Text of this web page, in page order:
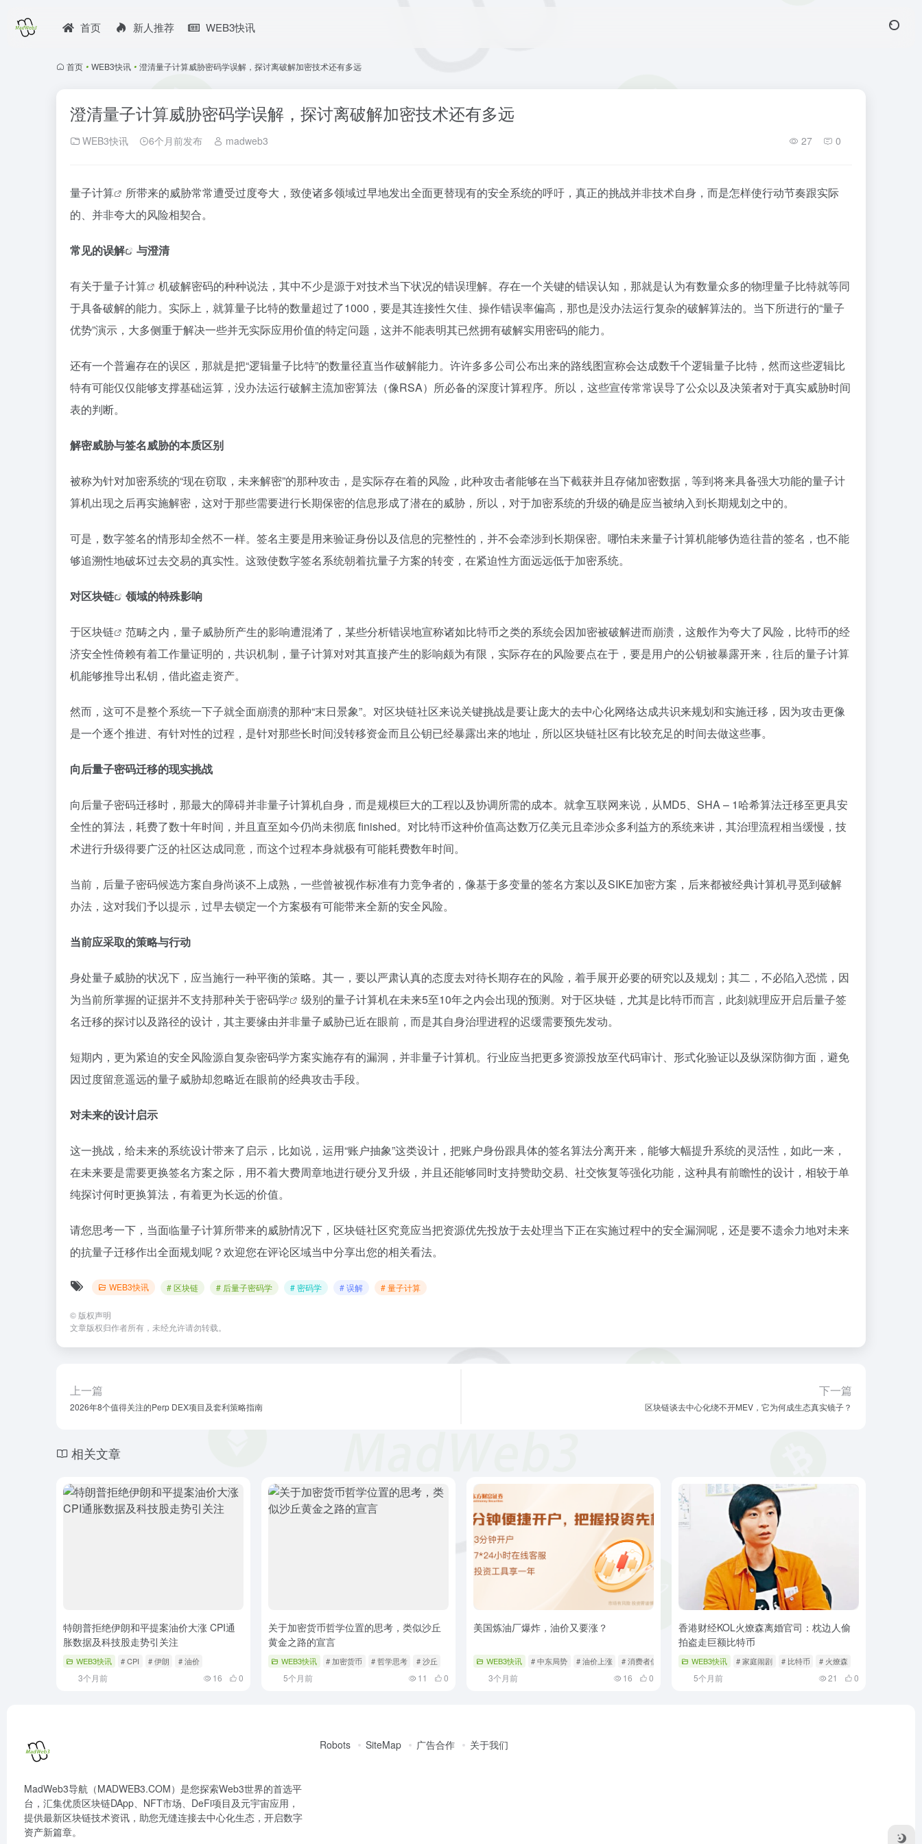
首页 新人推荐 WEB3快讯
首页 • WEB3快讯 • 澄清量子计算威胁密码学误解，探讨离破解加密技术还有多远
澄清量子计算威胁密码学误解，探讨离破解加密技术还有多远
WEB3快讯 6个月前发布 madweb3 27 0
量子计算
所带来的威胁常常遭受过度夸大，致使诸多领域过早地发出全面更替现有的安全系统的呼吁，真正的挑战并非技术自身，而是怎样使行动节奏跟实际
的、并非夸大的风险相契合。
常见的误解 与澄清
有关于量子计算
机破解密码的种种说法，其中不少是源于对技术当下状况的错误理解。存在一个关键的错误认知，那就是认为有数量众多的物理量子比特就等同
于具备破解的能力。实际上，就算量子比特的数量超过了1000，要是其连接性欠佳、操作错误率偏高，那也是没办法运行复杂的破解算法的。当下所进行的“量子
优势”演示，大多侧重于解决一些并无实际应用价值的特定问题，这并不能表明其已然拥有破解实用密码的能力。
还有一个普遍存在的误区，那就是把“逻辑量子比特”的数量径直当作破解能力。许许多多公司公布出来的路线图宣称会达成数千个逻辑量子比特，然而这些逻辑比
特有可能仅仅能够支撑基础运算，没办法运行破解主流加密算法（像RSA）所必备的深度计算程序。所以，这些宣传常常误导了公众以及决策者对于真实威胁时间
表的判断。
解密威胁与签名威胁的本质区别
被称为针对加密系统的“现在窃取，未来解密”的那种攻击，是实际存在着的风险，此种攻击者能够在当下截获并且存储加密数据，等到将来具备强大功能的量子计
算机出现之后再实施解密，这对于那些需要进行长期保密的信息形成了潜在的威胁，所以，对于加密系统的升级的确是应当被纳入到长期规划之中的。
可是，数字签名的情形却全然不一样。签名主要是用来验证身份以及信息的完整性的，并不会牵涉到长期保密。哪怕未来量子计算机能够伪造往昔的签名，也不能
够追溯性地破坏过去交易的真实性。这致使数字签名系统朝着抗量子方案的转变，在紧迫性方面远远低于加密系统。
对区块链 领域的特殊影响
于区块链
范畴之内，量子威胁所产生的影响遭混淆了，某些分析错误地宣称诸如比特币之类的系统会因加密被破解进而崩溃，这般作为夸大了风险，比特币的经
济安全性倚赖有着工作量证明的，共识机制，量子计算对对其直接产生的影响颇为有限，实际存在的风险要点在于，要是用户的公钥被暴露开来，往后的量子计算
机能够推导出私钥，借此盗走资产。
然而，这可不是整个系统一下子就全面崩溃的那种“末日景象”。对区块链社区来说关键挑战是要让庞大的去中心化网络达成共识来规划和实施迁移，因为攻击更像
是一个逐个推进、有针对性的过程，是针对那些长时间没转移资金而且公钥已经暴露出来的地址，所以区块链社区有比较充足的时间去做这些事。
向后量子密码迁移的现实挑战
向后量子密码迁移时，那最大的障碍并非量子计算机自身，而是规模巨大的工程以及协调所需的成本。就拿互联网来说，从MD5、SHA – 1哈希算法迁移至更具安
全性的算法，耗费了数十年时间，并且直至如今仍尚未彻底 finished。对比特币这种价值高达数万亿美元且牵涉众多利益方的系统来讲，其治理流程相当缓慢，技
术进行升级得要广泛的社区达成同意，而这个过程本身就极有可能耗费数年时间。
当前，后量子密码候选方案自身尚谈不上成熟，一些曾被视作标准有力竞争者的，像基于多变量的签名方案以及SIKE加密方案，后来都被经典计算机寻觅到破解
办法，这对我们予以提示，过早去锁定一个方案极有可能带来全新的安全风险。
当前应采取的策略与行动
身处量子威胁的状况下，应当施行一种平衡的策略。其一，要以严肃认真的态度去对待长期存在的风险，着手展开必要的研究以及规划；其二，不必陷入恐慌，因
为当前所掌握的证据并不支持那种关于密码学
级别的量子计算机在未来5至10年之内会出现的预测。对于区块链，尤其是比特币而言，此刻就理应开启后量子签
名迁移的探讨以及路径的设计，其主要缘由并非量子威胁已近在眼前，而是其自身治理进程的迟缓需要预先发动。
短期内，更为紧迫的安全风险源自复杂密码学方案实施存有的漏洞，并非量子计算机。行业应当把更多资源投放至代码审计、形式化验证以及纵深防御方面，避免
因过度留意遥远的量子威胁却忽略近在眼前的经典攻击手段。
对未来的设计启示
这一挑战，给未来的系统设计带来了启示，比如说，运用“账户抽象”这类设计，把账户身份跟具体的签名算法分离开来，能够大幅提升系统的灵活性，如此一来，
在未来要是需要更换签名方案之际，用不着大费周章地进行硬分叉升级，并且还能够同时支持赞助交易、社交恢复等强化功能，这种具有前瞻性的设计，相较于单
纯探讨何时更换算法，有着更为长远的价值。
请您思考一下，当面临量子计算所带来的威胁情况下，区块链社区究竟应当把资源优先投放于去处理当下正在实施过程中的安全漏洞呢，还是要不遗余力地对未来
的抗量子迁移作出全面规划呢？欢迎您在评论区域当中分享出您的相关看法。
WEB3快讯 # 区块链 # 后量子密码学 # 密码学 # 误解 # 量子计算
© 版权声明
文章版权归作者所有，未经允许请勿转载。
上一篇
2026年8个值得关注的Perp DEX项目及套利策略指南
下一篇
区块链谈去中心化绕不开MEV，它为何成生态真实镜子？
相关文章
特朗普拒绝伊朗和平提案油价大涨 CPI通
胀数据及科技股走势引关注
WEB3快讯 # CPI # 伊朗 # 油价
3个月前 16 0
关于加密货币哲学位置的思考，类似沙丘
黄金之路的宣言
WEB3快讯 # 加密货币 # 哲学思考 # 沙丘
5个月前 11 0
美国炼油厂爆炸，油价又要涨？
WEB3快讯 # 中东局势 # 油价上涨 # 消费者信心
3个月前 16 0
香港财经KOL火燎森离婚官司：枕边人偷
拍盗走巨额比特币
WEB3快讯 # 家庭闹剧 # 比特币 # 火燎森
5个月前 21 0
MadWeb3导航（MADWEB3.COM）是您探索Web3世界的首选平
台，汇集优质区块链DApp、NFT市场、DeFi项目及元宇宙应用，
提供最新区块链技术资讯，助您无缝连接去中心化生态，开启数字
资产新篇章。
Robots SiteMap 广告合作 关于我们